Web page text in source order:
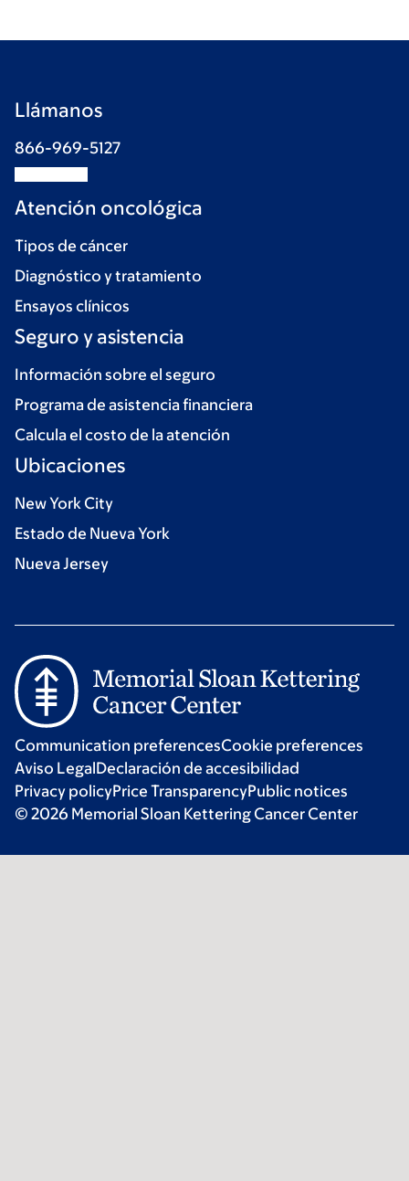
Llámanos
866-969-5127
Atención oncológica
Tipos de cáncer
Diagnóstico y tratamiento
Ensayos clínicos
Seguro y asistencia
Información sobre el seguro
Programa de asistencia financiera
Calcula el costo de la atención
Ubicaciones
New York City
Estado de Nueva York
Nueva Jersey
Communication preferencesCookie preferences
Aviso LegalDeclaración de accesibilidad
Privacy policyPrice TransparencyPublic notices
© 2026 Memorial Sloan Kettering Cancer Center